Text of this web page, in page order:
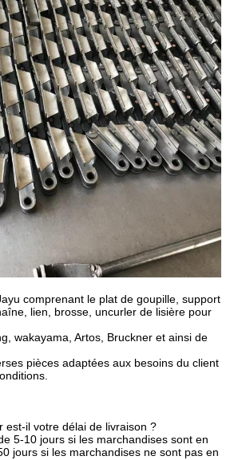
comprenant le plat de goupille, support
lien, brosse, uncurler de lisière pour
wakayama, Artos, Bruckner et ainsi de
pièces adaptées aux besoins du client
est-il votre délai de livraison ?
5-10 jours si les marchandises sont en
jours si les marchandises ne sont pas en